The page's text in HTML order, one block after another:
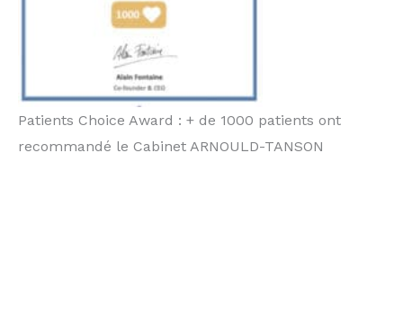
Patients Choice Award : + de 1000 patients ont
recommandé le Cabinet ARNOULD-TANSON